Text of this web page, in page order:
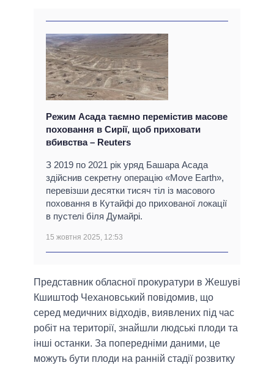
Режим Асада таємно перемістив масове
поховання в Сирії, щоб приховати
вбивства – Reuters
З 2019 по 2021 рік уряд Башара Асада
здійснив секретну операцію «Move Earth»,
перевізши десятки тисяч тіл із масового
поховання в Кутайфі до прихованої локації
в пустелі біля Думайрі.
15 жовтня 2025, 12:53
Представник обласної прокуратури в Жешуві
Кшиштоф Чехановський повідомив, що
серед медичних відходів, виявлених під час
робіт на території, знайшли людські плоди та
інші останки. За попередніми даними, це
можуть бути плоди на ранній стадії розвитку